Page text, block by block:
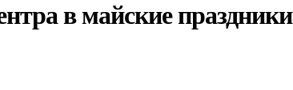
в майские праздники